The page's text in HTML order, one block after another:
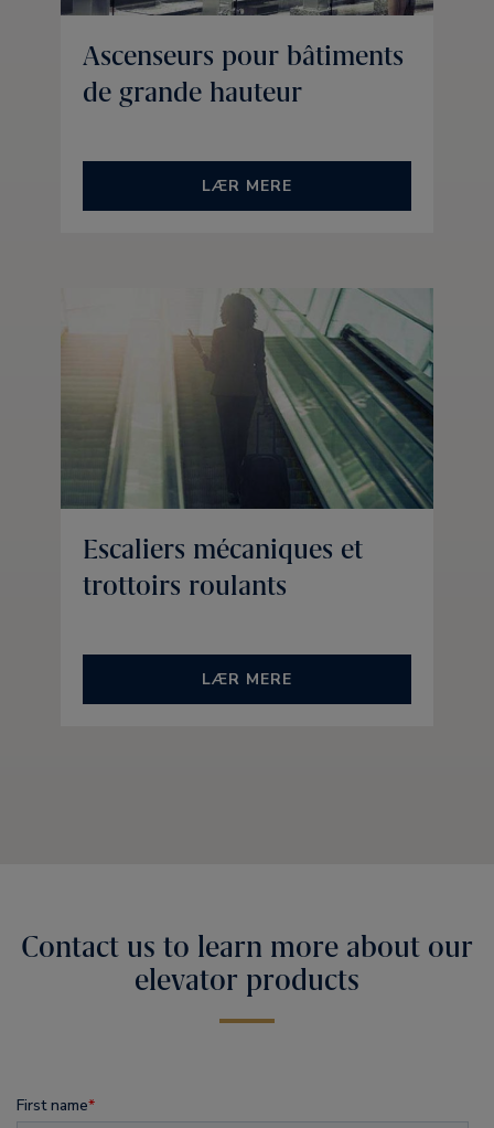
Ascenseurs pour bâtiments
de grande hauteur
LÆR MERE
Escaliers mécaniques et
trottoirs roulants
LÆR MERE
Contact us to learn more about our
elevator products